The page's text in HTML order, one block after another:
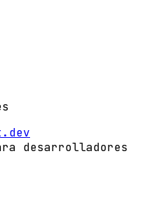
desarrolladores